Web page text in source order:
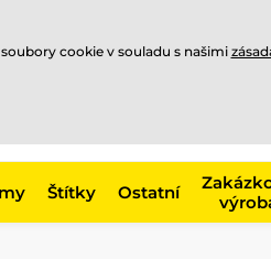
Štítky Ostatní
cookie v souladu s našimi